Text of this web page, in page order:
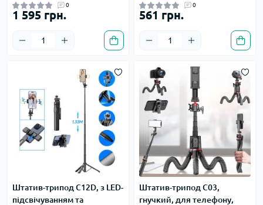
0
1 595 грн.
0
561 грн.
Штатив-трипод C12D, з LED-
підсвічуванням та
Штатив-трипод C03,
гнучкий, для телефону,